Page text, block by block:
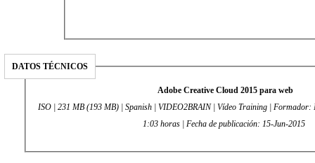
DATOS TÉCNICOS
Adobe Creative Cloud 2015 para web
ISO | 231 MB (193 MB) | Spanish | VIDEO2BRAIN | Vídeo Training |
1:03 horas | Fecha de publicación: 15-Jun-2015